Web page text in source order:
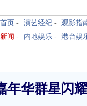
首页 - 演艺经纪 - 观影指
新闻 - 内地娱乐 - 港台娱
年华群星闪